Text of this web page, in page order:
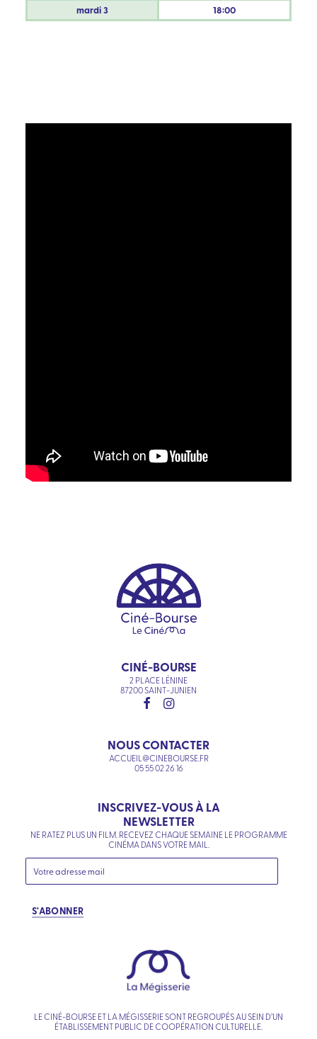
mardi3 18:00
CINÉ-BOURSE
2 PLACE LÉNINE
87200 SAINT-JUNIEN
NOUS CONTACTER
ACCUEIL@CINEBOURSE.FR
05 55 02 26 16
INSCRIVEZ-VOUS À LA
NEWSLETTER
NE RATEZ PLUS UN FILM. RECEVEZ CHAQUE SEMAINE LE PROGRAMME
CINÉMA DANS VOTRE MAIL.
S'ABONNER
LE CINÉ-BOURSE ET LA MÉGISSERIE SONT REGROUPÉS AU SEIN D’UN
ÉTABLISSEMENT PUBLIC DE COOPÉRATION CULTURELLE.